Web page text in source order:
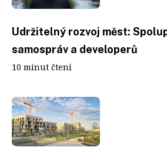
Udržitelný rozvoj měst:
samospráv a developerů
10 minut čtení